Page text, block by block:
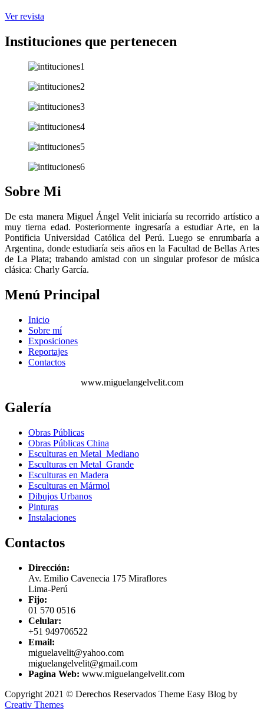
Ver revista
Instituciones que pertenecen
Sobre Mi
De esta manera Miguel Ángel Velit iniciaría su recorrido artístico a
muy tierna edad. Posteriormente ingresaría a estudiar Arte, en la
Pontificia Universidad Católica del Perú. Luego se enrumbaría a
Argentina, donde estudiaría seis años en la Facultad de Bellas Artes
de La Plata; trabando amistad con un singular profesor de música
clásica: Charly García.
Menú Principal
Inicio
Sobre mí
Exposiciones
Reportajes
Contactos
www.miguelangelvelit.com
Galería
Obras Públicas
Obras Públicas China
Esculturas en Metal Mediano
Esculturas en Metal Grande
Esculturas en Madera
Esculturas en Mármol
Dibujos Urbanos
Pinturas
Instalaciones
Contactos
Dirección:
Av. Emilio Cavenecia 175 Miraflores
Lima-Perú
Fijo:
01 570 0516
Celular:
+51 949706522
Email:
miguelavelit@yahoo.com
miguelangelvelit@gmail.com
Pagina Web: www.miguelangelvelit.com
Copyright 2021 © Derechos Reservados Theme Easy Blog by
Creativ Themes